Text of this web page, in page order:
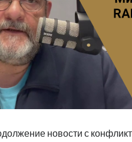
новости с